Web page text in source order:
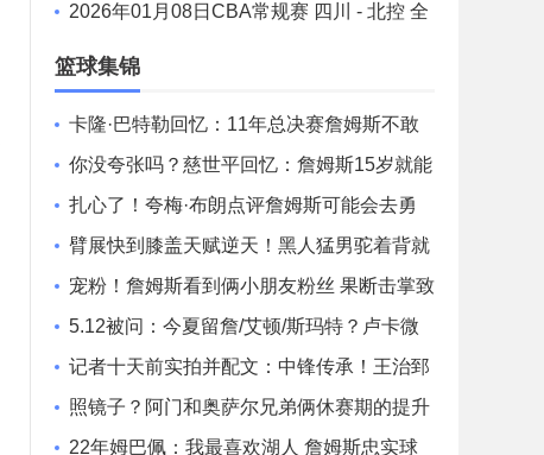
场录像
2026年01月08日CBA常规赛 四川 - 北控 全
场录像
篮球集锦
卡隆·巴特勒回忆：11年总决赛詹姆斯不敢
投 韦德急坏了
你没夸张吗？慈世平回忆：詹姆斯15岁就能
打NBA！
扎心了！夸梅·布朗点评詹姆斯可能会去勇
士 并对比了乔丹科比
臂展快到膝盖天赋逆天！黑人猛男驼着背就
把卡着的球取了下来
宠粉！詹姆斯看到俩小朋友粉丝 果断击掌致
意5.12被问：今夏留詹/艾顿/斯玛特？卢卡微
笑：拭目以待
记者十天前实拍并配文：中锋传承！王治郅
亲自教学杨瀚森
照镜子？阿门和奥萨尔兄弟俩休赛期的提升
就是单挑
22年姆巴佩：我最喜欢湖人 詹姆斯忠实球